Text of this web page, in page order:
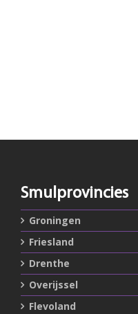
Smulprovincies
Groningen
Friesland
Drenthe
Overijssel
Flevoland